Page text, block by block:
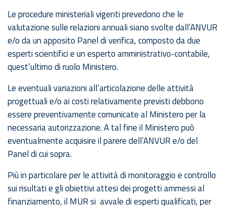
Le procedure ministeriali vigenti prevedono che le
valutazione sulle relazioni annuali siano svolte dall’ANVUR
e/o da un apposito Panel di verifica, composto da due
esperti scientifici e un esperto amministrativo-contabile,
quest’ultimo di ruolo Ministero.
Le eventuali variazioni all’articolazione delle attività
progettuali e/o ai costi relativamente previsti debbono
essere preventivamente comunicate al Ministero per la
necessaria autorizzazione. A tal fine il Ministero può
eventualmente acquisire il parere dell’ANVUR e/o del
Panel di cui sopra.
Più in particolare per le attività di monitoraggio e controllo
sui risultati e gli obiettivi attesi dei progetti ammessi al
finanziamento, il MUR si avvale di esperti qualificati, per